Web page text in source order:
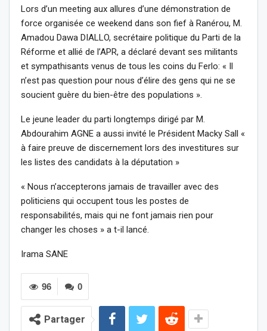
Lors d’un meeting aux allures d’une démonstration de
force organisée ce weekend dans son fief à Ranérou, M.
Amadou Dawa DIALLO, secrétaire politique du Parti de la
Réforme et allié de l’APR, a déclaré devant ses militants
et sympathisants venus de tous les coins du Ferlo: « Il
n’est pas question pour nous d’élire des gens qui ne se
soucient guère du bien-être des populations ».
Le jeune leader du parti longtemps dirigé par M.
Abdourahim AGNE a aussi invité le Président Macky Sall «
à faire preuve de discernement lors des investitures sur
les listes des candidats à la députation »
« Nous n’accepterons jamais de travailler avec des
politiciens qui occupent tous les postes de
responsabilités, mais qui ne font jamais rien pour
changer les choses » a t-il lancé.
Irama SANE
0
96
Partager